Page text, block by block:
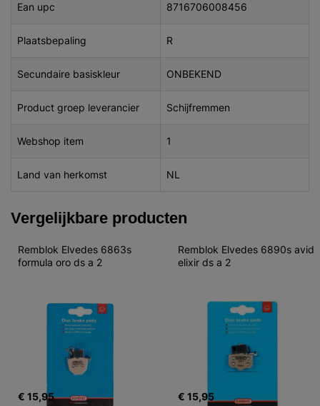
Ean upc 8716706008456
Plaatsbepaling R
Secundaire basiskleur ONBEKEND
Product groep leverancier Schijfremmen
Webshop item 1
Land van herkomst NL
Vergelijkbare producten
Remblok Elvedes 6863s
formula oro ds a 2
€ 15,95
Remblok Elvedes 6890s avid
elixir ds a 2
€ 15,95